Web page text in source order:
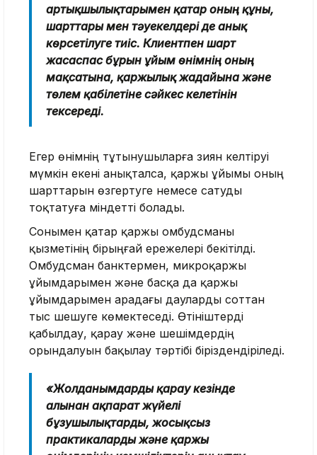
артықшылықтарымен қатар оның құны,
шарттары мен тәуекелдері де анық
көрсетілуге тиіс. Клиентпен шарт
жасаспас бұрын ұйым өнімнің оның
мақсатына, қаржылық жағдайына және
төлем қабілетіне сәйкес келетінін
тексереді.
Егер өнімнің тұтынушыларға зиян келтіруі
мүмкін екені анықталса, қаржы ұйымы оның
шарттарын өзгертуге немесе сатуды
тоқтатуға міндетті болады.
Сонымен қатар қаржы омбудсманы
қызметінің бірыңғай ережелері бекітілді.
Омбудсман банктермен, микроқаржы
ұйымдарымен және басқа да қаржы
ұйымдарымен арадағы дауларды соттан
тыс шешуге көмектеседі. Өтініштерді
қабылдау, қарау және шешімдердің
орындалуын бақылау тәртібі біріздендіріледі.
«Жолданымдарды қарау кезінде
алынған ақпарат жүйелі
бұзушылықтарды, жосықсыз
практикаларды және қаржы